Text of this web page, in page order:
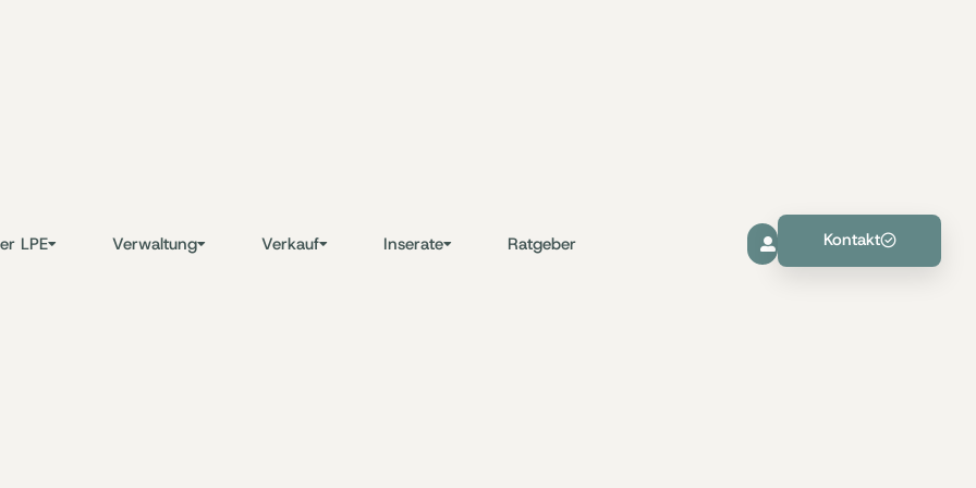
LPE Verwaltung Verkauf Inserate Ratgeber Kontakt